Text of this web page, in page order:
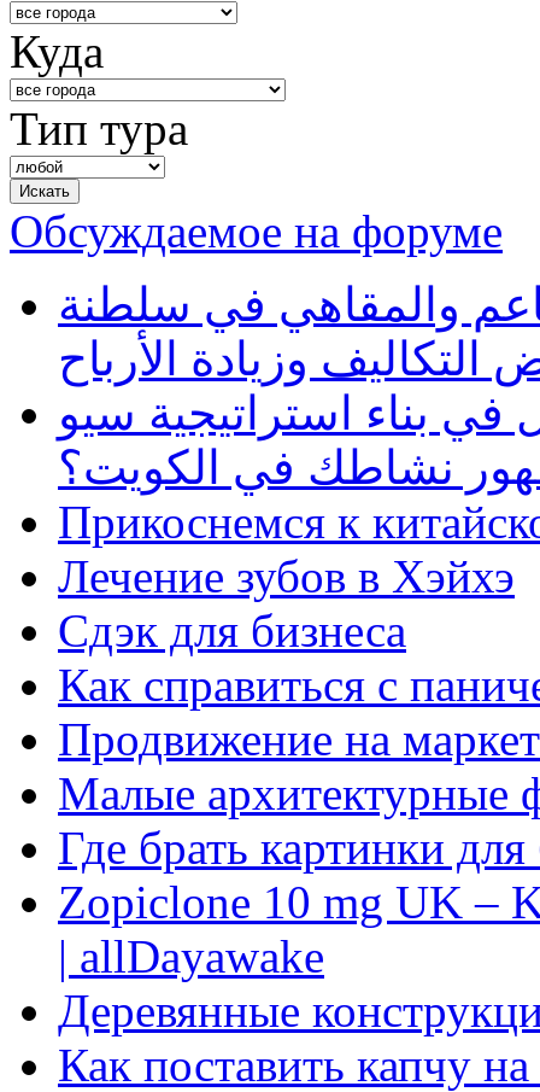
Куда
Тип тура
Обсуждаемое на форуме
والمقاهي في سلطنة
وزيادة الأرباح
بناء استراتيجية سيو
نشاطك في الكويت؟
Прикоснемся к
Лечение зубов в Хэйхэ
Сдэк для бизнеса
Как справиться с
Продвижение на
Малые архитектурные
Где брать картинки
Zopiclone 10 mg UK –
| allDayawake
Деревянные
Как поставить капчу